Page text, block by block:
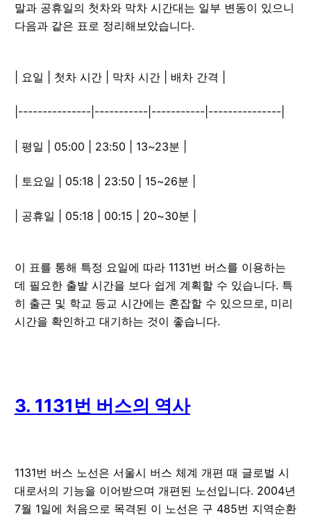
말과 공휴일의 첫차와 막차 시간대는 일부 변동이 있으니
다음과 같은 표로 정리해보았습니다.
| 요일 | 첫차 시간 | 막차 시간 | 배차 간격 |
|---------------|-----------|-----------|---------------|
| 평일 | 05:00 | 23:50 | 13~23분 |
| 토요일 | 05:18 | 23:50 | 15~26분 |
| 공휴일 | 05:18 | 00:15 | 20~30분 |
이 표를 통해 특정 요일에 따라 1131번 버스를 이용하는
데 필요한 출발 시간을 보다 쉽게 계획할 수 있습니다. 특
히 출근 및 학교 등교 시간에는 혼잡할 수 있으므로, 미리
시간을 확인하고 대기하는 것이 좋습니다.
3. 1131번 버스의 역사
1131번 버스 노선은 서울시 버스 체계 개편 때 글로벌 시
대로서의 기능을 이어받으며 개편된 노선입니다. 2004년
7월 1일에 처음으로 목격된 이 노선은 구 485번 지역순환